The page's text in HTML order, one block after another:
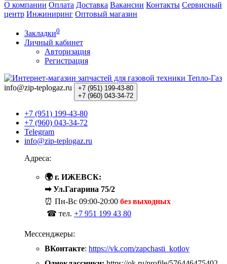
О компании Оплата Доставка Вакансии Контакты Сервисный
центр Инжиниринг Оптовый магазин
Закладки0
Личный кабинет
Авторизация
Регистрация
info@zip-teplogaz.ru +7 (951) 199-43-80
+7 (960) 043-34-72
+7 (951) 199-43-80
+7 (960) 043-34-72
Telegram
info@zip-teplogaz.ru
Адреса:
🌍 г. ИЖЕВСК:
➡ Ул.Гагарина 75/2
⏰ Пн-Вс 09:00-20:00 без выходных
☎ тел. +7 951 199 43 80
Мессенджеры:
ВКонтакте: https://vk.com/zapchasti_kotlov